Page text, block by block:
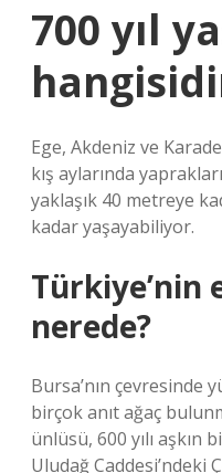
700 yıl
Ege, Akdeniz ve
kış aylarında
yaklaşık 40 metreye
kadar yaşayabiliyor.
Türkiye’nin
nerede?
Bursa’nın çevresinde
birçok anıt ağaç
ünlüsü, 600 yılı aşkın
Uludağ Caddesi’ndeki